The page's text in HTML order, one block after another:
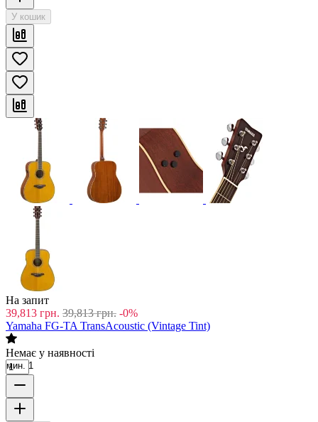
У кошик
На запит
39,813 грн. 39,813 грн. -0%
Yamaha FG-TA TransAcoustic (Vintage Tint)
Немає у наявності
мин. 1